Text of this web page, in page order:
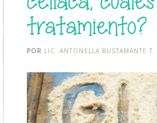
tratamiento?
POR LIC. ANTONELLA BUSTAMANTE T.